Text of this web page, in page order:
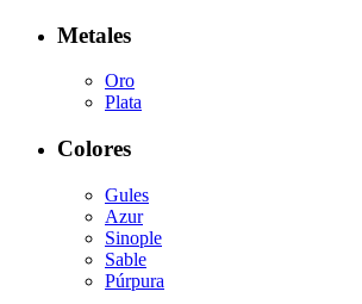
Metales
Oro
Plata
Colores
Gules
Azur
Sinople
Sable
Púrpura